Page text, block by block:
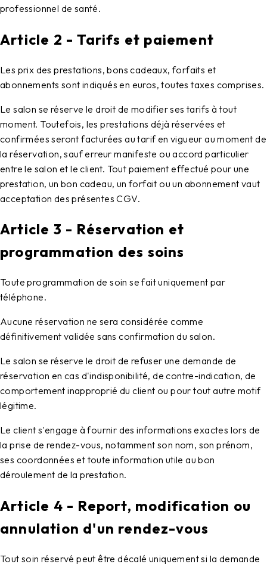
professionnel de santé.
Article 2 - Tarifs et paiement
Les prix des prestations, bons cadeaux, forfaits et
abonnements sont indiqués en euros, toutes taxes comprises.
Le salon se réserve le droit de modifier ses tarifs à tout
moment. Toutefois, les prestations déjà réservées et
confirmées seront facturées au tarif en vigueur au moment de
la réservation, sauf erreur manifeste ou accord particulier
entre le salon et le client. Tout paiement effectué pour une
prestation, un bon cadeau, un forfait ou un abonnement vaut
acceptation des présentes CGV.
Article 3 - Réservation et
programmation des soins
Toute programmation de soin se fait uniquement par
téléphone.
Aucune réservation ne sera considérée comme
définitivement validée sans confirmation du salon.
Le salon se réserve le droit de refuser une demande de
réservation en cas d'indisponibilité, de contre-indication, de
comportement inapproprié du client ou pour tout autre motif
légitime.
Le client s'engage à fournir des informations exactes lors de
la prise de rendez-vous, notamment son nom, son prénom,
ses coordonnées et toute information utile au bon
déroulement de la prestation.
Article 4 - Report, modification ou
annulation d'un rendez-vous
Tout soin réservé peut être décalé uniquement si la demande